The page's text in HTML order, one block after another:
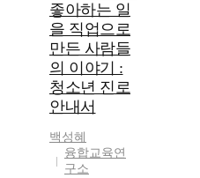
좋아하는 일
을 직업으로
만든 사람들
의 이야기 :
청소년 진로
안내서
백성혜
융합교육연
구소